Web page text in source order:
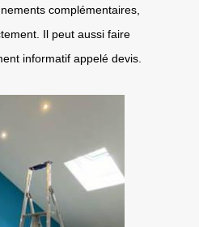
complémentaires,
Il peut aussi faire
informatif appelé devis.